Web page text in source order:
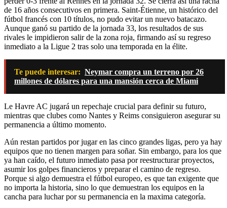
de 16 años consecutivos en primera. Saint-Étienne, un histórico del
fútbol francés con 10 títulos, no pudo evitar un nuevo batacazo.
Aunque ganó su partido de la jornada 33, los resultados de sus
rivales le impidieron salir de la zona roja, firmando así su regreso
inmediato a la Ligue 2 tras solo una temporada en la élite.
Te puede interesar: Neymar compra un terreno por 26
millones de dólares para una mansión cerca de Miami
Le Havre AC jugará un repechaje crucial para definir su futuro,
mientras que clubes como Nantes y Reims consiguieron asegurar su
permanencia a último momento.
Aún restan partidos por jugar en las cinco grandes ligas, pero ya hay
equipos que no tienen margen para soñar. Sin embargo, para los que
ya han caído, el futuro inmediato pasa por reestructurar proyectos,
asumir los golpes financieros y preparar el camino de regreso.
Porque si algo demuestra el fútbol europeo, es que tan exigente que
no importa la historia, sino lo que demuestran los equipos en la
cancha para luchar por su permanencia en la maxima categoría.